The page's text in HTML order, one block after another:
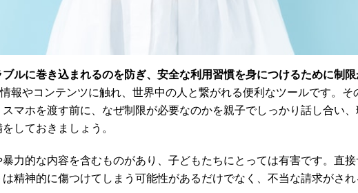
ルに巻き込まれるのを防ぎ、安全な利用習慣を身につけるために制限
報やコンテンツに触れ、世界中の人と繋がれる便利なツールです。
マホを渡す前に、なぜ制限が必要なのかを親子でしっかり話し合い
しておきましょう。
力的な内容を含むものがあり、子どもたちにとっては有害です。直
精神的に傷つけてしまう可能性があるだけでなく、不当な請求がさ